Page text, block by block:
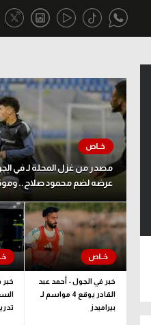
أقسام خاصة
Gamers
ميركاتو
تحقيق في الجول
تقرير في الجول
تحليل في الجول
حكايات في الجول
كويز في الجول
فيديو في الجول
مصدر من غزل المحلة لـ في
عرضه لضم محمود صلاح..
خبر في الجول - أحمد عبد
القادر يوقع 4 مواسم لـ
بيراميدز
خبر